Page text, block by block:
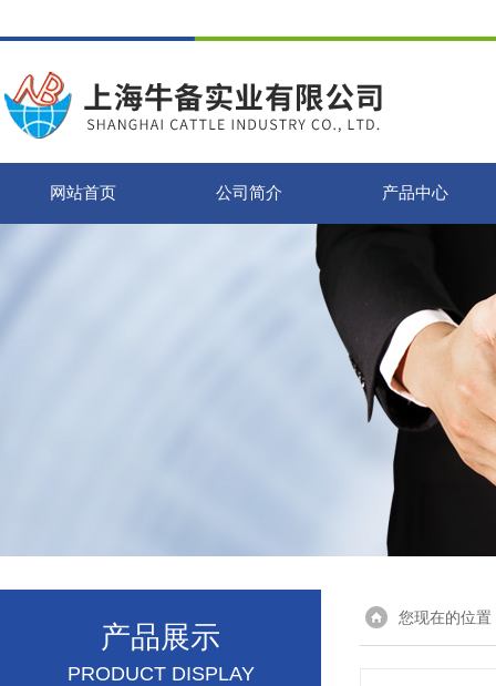
网站首页 公司简介 产品中心
产品展示
PRODUCT DISPLAY
您现在的位置